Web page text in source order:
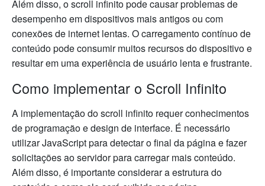
Além disso, o scroll infinito pode causar problemas de
desempenho em dispositivos mais antigos ou com
conexões de internet lentas. O carregamento contínuo de
conteúdo pode consumir muitos recursos do dispositivo e
resultar em uma experiência de usuário lenta e frustrante.
Como implementar o Scroll Infinito
A implementação do scroll infinito requer conhecimentos
de programação e design de interface. É necessário
utilizar JavaScript para detectar o final da página e fazer
solicitações ao servidor para carregar mais conteúdo.
Além disso, é importante considerar a estrutura do